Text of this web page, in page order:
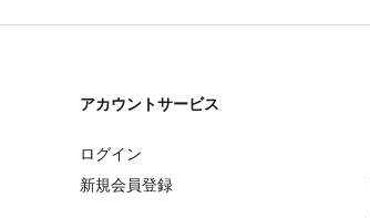
アカウントサービス
ログイン
新規会員登録